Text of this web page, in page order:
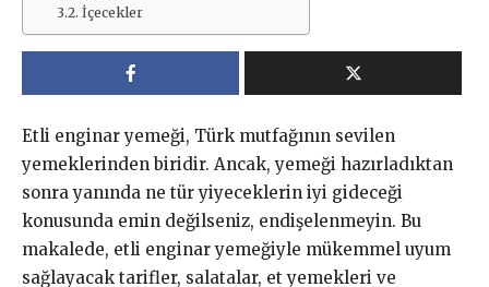
İçecekler
Etli enginar yemeği, Türk mutfağının sevilen
yemeklerinden biridir. Ancak, yemeği hazırladıktan
sonra yanında ne tür yiyeceklerin iyi gideceği
konusunda emin değilseniz, endişelenmeyin. Bu
makalede, etli enginar yemeğiyle mükemmel uyum
sağlayacak tarifler, salatalar, et yemekleri ve